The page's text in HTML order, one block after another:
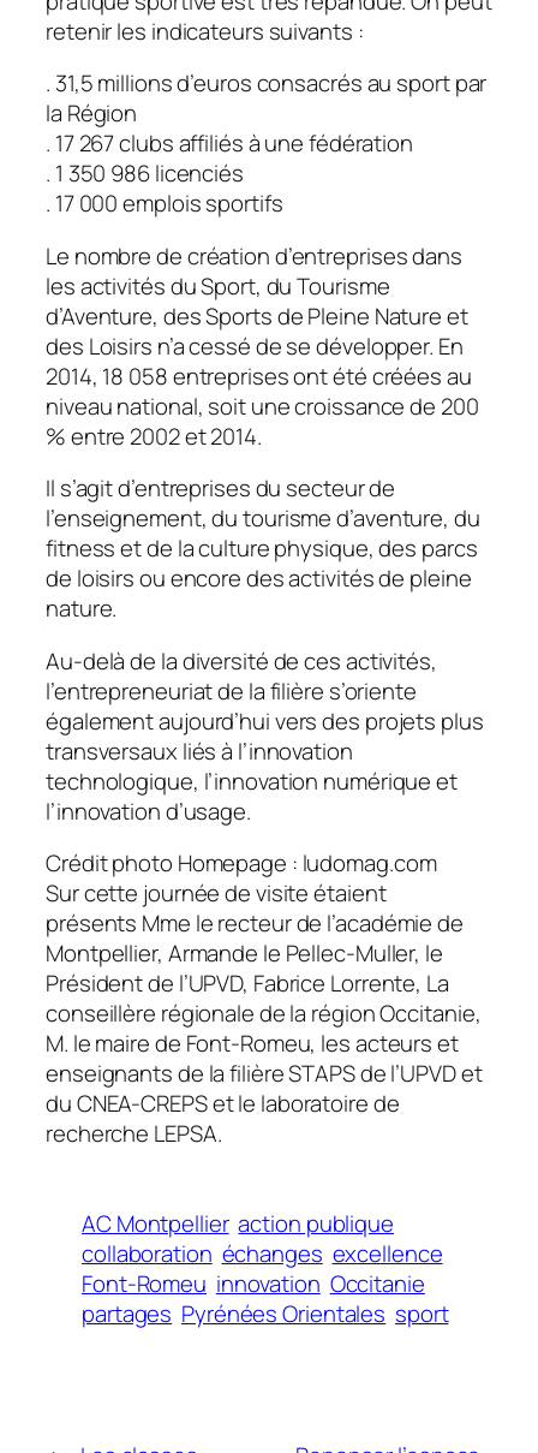
retenir les indicateurs suivants :
. 31,5 millions d’euros consacrés au sport par
la Région
. 17 267 clubs affiliés à une fédération
. 1 350 986 licenciés
. 17 000 emplois sportifs
Le nombre de création d’entreprises dans
les activités du Sport, du Tourisme
d’Aventure, des Sports de Pleine Nature et
des Loisirs n’a cessé de se développer. En
2014, 18 058 entreprises ont été créées au
niveau national, soit une croissance de 200
% entre 2002 et 2014.
Il s’agit d’entreprises du secteur de
l’enseignement, du tourisme d’aventure, du
fitness et de la culture physique, des parcs
de loisirs ou encore des activités de pleine
nature.
Au-delà de la diversité de ces activités,
l’entrepreneuriat de la filière s’oriente
également aujourd’hui vers des projets plus
transversaux liés à l’innovation
technologique, l’innovation numérique et
l’innovation d’usage.
Crédit photo Homepage : ludomag.com
Sur cette journée de visite étaient
présents Mme le recteur de l’académie de
Montpellier, Armande le Pellec-Muller, le
Président de l’UPVD, Fabrice Lorrente, La
conseillère régionale de la région Occitanie,
M. le maire de Font-Romeu, les acteurs et
enseignants de la filière STAPS de l’UPVD et
du CNEA-CREPS et le laboratoire de
recherche LEPSA.
AC Montpellier action publique
collaboration échanges excellence
Font-Romeu innovation Occitanie
partages Pyrénées Orientales sport